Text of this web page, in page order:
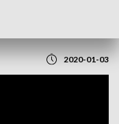
2020-01-03